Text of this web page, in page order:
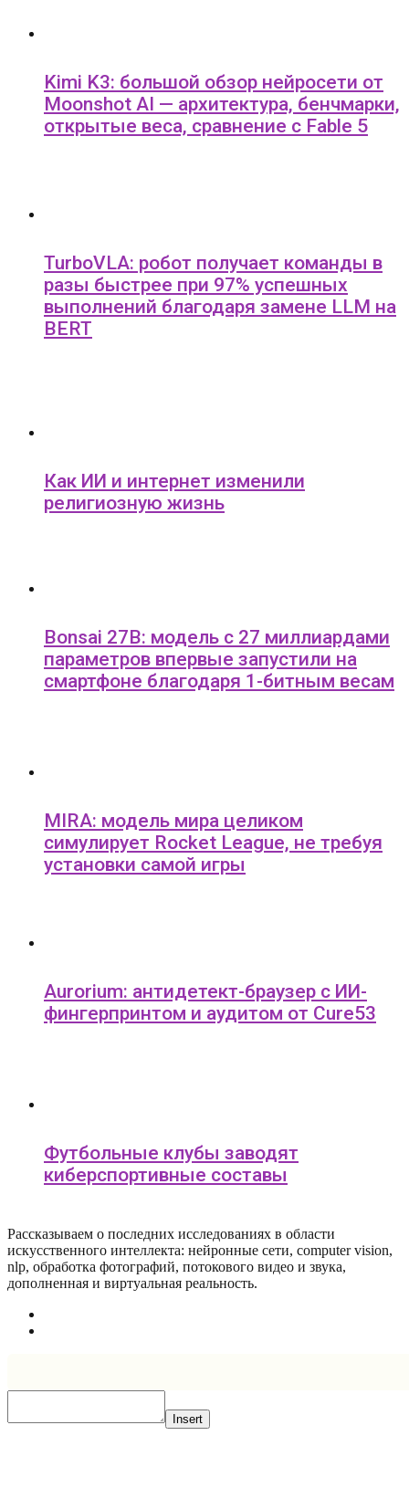
Kimi K3: большой обзор нейросети от
Moonshot AI — архитектура, бенчмарки,
открытые веса, сравнение с Fable 5
TurboVLA: робот получает команды в
разы быстрее при 97% успешных
выполнений благодаря замене LLM на
BERT
Как ИИ и интернет изменили
религиозную жизнь
Bonsai 27B: модель с 27 миллиардами
параметров впервые запустили на
смартфоне благодаря 1-битным весам
MIRA: модель мира целиком
симулирует Rocket League, не требуя
установки самой игры
Aurorium: антидетект-браузер с ИИ-
фингерпринтом и аудитом от Cure53
Футбольные клубы заводят
киберспортивные составы
Рассказываем о последних исследованиях в области
искусcтвенного интеллекта: нейронные сети, computer vision,
nlp, обработка фотографий, потокового видео и звука,
дополненная и виртуальная реальность.
Insert